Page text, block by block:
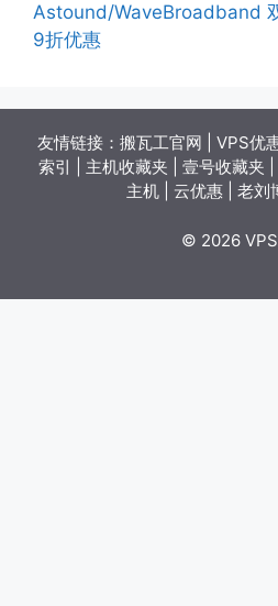
Astound/WaveBroadband
9折优惠
友情链接： 搬瓦工官网 VPS优
索引
主机收藏夹 壹号收藏夹
主机| 云优惠| 老刘
© 2026